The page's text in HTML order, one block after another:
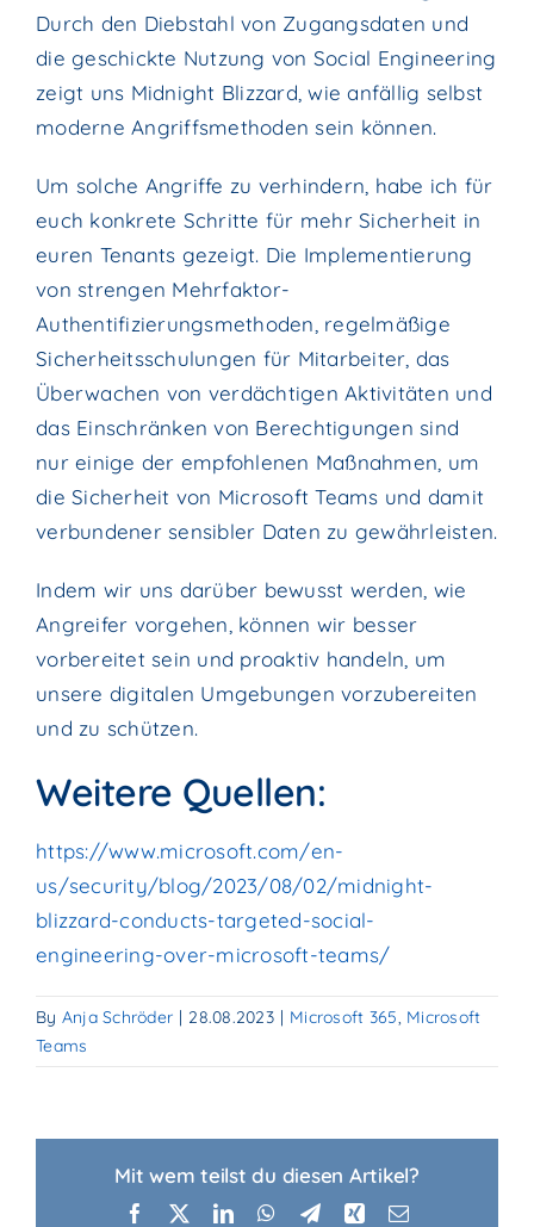
Durch den Diebstahl von Zugangsdaten und
die geschickte Nutzung von Social Engineering
zeigt uns Midnight Blizzard, wie anfällig selbst
moderne Angriffsmethoden sein können.
Um solche Angriffe zu verhindern, habe ich für
euch konkrete Schritte für mehr Sicherheit in
euren Tenants gezeigt. Die Implementierung
von strengen Mehrfaktor-
Authentifizierungsmethoden, regelmäßige
Sicherheitsschulungen für Mitarbeiter, das
Überwachen von verdächtigen Aktivitäten und
das Einschränken von Berechtigungen sind
nur einige der empfohlenen Maßnahmen, um
die Sicherheit von Microsoft Teams und damit
verbundener sensibler Daten zu gewährleisten.
Indem wir uns darüber bewusst werden, wie
Angreifer vorgehen, können wir besser
vorbereitet sein und proaktiv handeln, um
unsere digitalen Umgebungen vorzubereiten
und zu schützen.
Weitere Quellen:
https://www.microsoft.com/en-
us/security/blog/2023/08/02/midnight-
blizzard-conducts-targeted-social-
engineering-over-microsoft-teams/
By Anja Schröder | 28.08.2023 | Microsoft 365, Microsoft
Teams
Mit wem teilst du diesen Artikel?
Facebook LinkedInWhatsApp
Telegram
XingEmail